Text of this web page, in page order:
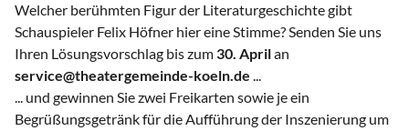
Welcher berühmten Figur der Literaturgeschichte gibt
Schauspieler Felix Höfner hier eine Stimme? Senden Sie uns
Ihren Lösungsvorschlag bis zum 30. Aprilan
service@theatergemeinde-koeln.de ...
... und gewinnen Sie zwei Freikarten sowie je ein
Begrüßungsgetränk für die Aufführung der Inszenierung um